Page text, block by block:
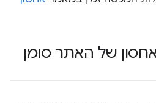
של האתר סומן